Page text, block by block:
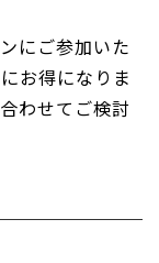
にご参加いた
お得になりま
わせてご検討